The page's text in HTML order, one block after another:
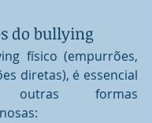
do bullying
físico (empurrões,
diretas), é essencial
outras formas